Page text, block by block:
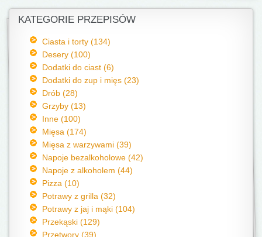
KATEGORIE PRZEPISÓW
Ciasta i torty (134)
Desery (100)
Dodatki do ciast (6)
Dodatki do zup i mięs (23)
Drób (28)
Grzyby (13)
Inne (100)
Mięsa (174)
Mięsa z warzywami (39)
Napoje bezalkoholowe (42)
Napoje z alkoholem (44)
Pizza (10)
Potrawy z grilla (32)
Potrawy z jaj i mąki (104)
Przekąski (129)
Przetwory (39)